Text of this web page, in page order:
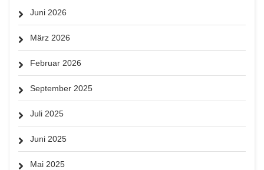
Juni 2026
März 2026
Februar 2026
September 2025
Juli 2025
Juni 2025
Mai 2025